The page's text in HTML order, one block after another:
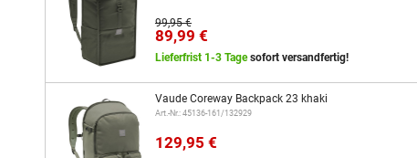
99,95 €
89,99 €
Lieferfrist 1-3 Tagesofort versandfertig!
Vaude Coreway Backpack 23 khaki
Art.-Nr.: 45136-161/132929
129,95 €